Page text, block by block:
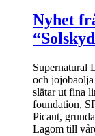
Nyhet
Supernatural
och
slätar ut fina
foundation,
Picaut,
Lagom till